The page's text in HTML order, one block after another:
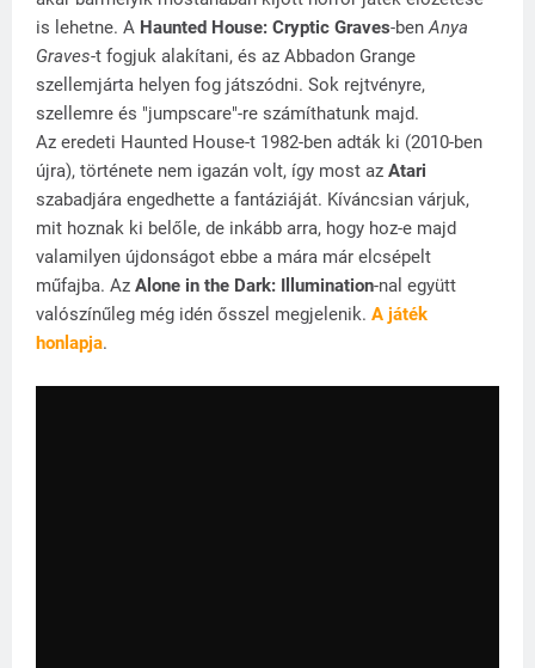
is lehetne. A Haunted House: Cryptic Graves-benAnya
Graves-t fogjuk alakítani, és az Abbadon Grange
szellemjárta helyen fog játszódni. Sok rejtvényre,
szellemre és "jumpscare"-re számíthatunk majd.
Az eredeti Haunted House-t 1982-ben adták ki (2010-ben
újra), története nem igazán volt, így most az Atari
szabadjára engedhette a fantáziáját. Kíváncsian várjuk,
mit hoznak ki belőle, de inkább arra, hogy hoz-e majd
valamilyen újdonságot ebbe a mára már elcsépelt
műfajba. Az Alone in the Dark: Illumination-nal együtt
valószínűleg még idén ősszel megjelenik. A játék
honlapja.